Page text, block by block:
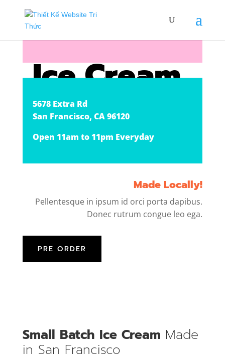
Ice Cream
Shop
5678 Extra Rd
San Francisco, CA 96120
Open 11am to 11pm Everyday
Made Locally!
Pellentesque in ipsum id orci porta dapibus.
Donec rutrum congue leo ega.
PRE ORDER
Small Batch Ice Cream Made
in San Francisco